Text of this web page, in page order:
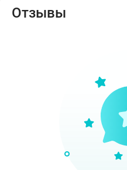
Отзывы